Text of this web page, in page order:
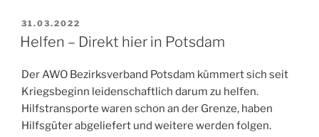
VERÖFFENTLICHT
AM
31.03.2022
Helfen – Direkt hier in Potsdam
Der AWO Bezirksverband Potsdam kümmert sich seit
Kriegsbeginn leidenschaftlich darum zu helfen.
Hilfstransporte waren schon an der Grenze, haben
Hilfsgüter abgeliefert und weitere werden folgen.